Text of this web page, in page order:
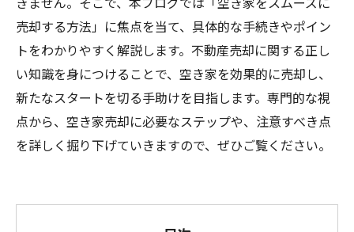
売却する方法」に焦点を当て、具体的な手続きやポイン
トをわかりやすく解説します。不動産売却に関する正し
い知識を身につけることで、空き家を効果的に売却し、
新たなスタートを切る手助けを目指します。専門的な視
点から、空き家売却に必要なステップや、注意すべき点
を詳しく掘り下げていきますので、ぜひご覧ください。